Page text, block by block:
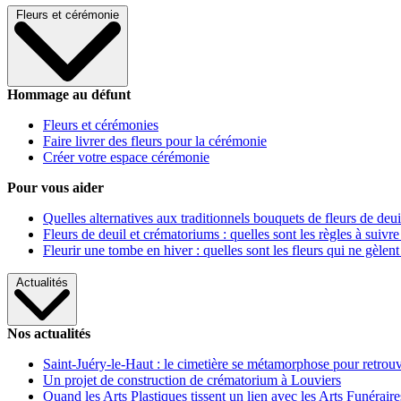
Fleurs et cérémonie
Hommage au défunt
Fleurs et cérémonies
Faire livrer des fleurs pour la cérémonie
Créer votre espace cérémonie
Pour vous aider
Quelles alternatives aux traditionnels bouquets de fleurs de
Fleurs de deuil et crématoriums : quelles sont les règles à
Fleurir une tombe en hiver : quelles sont les fleurs qui ne gèlent
Actualités
Nos actualités
Saint-Juéry-le-Haut : le cimetière se métamorphose pour
Un projet de construction de crématorium à Louviers
Quand les Arts Plastiques tissent un lien avec les Arts